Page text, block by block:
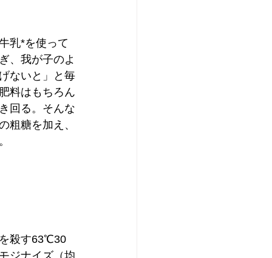
乳*を使って
、我が子のよ
ないと」と毎
料はもちろん
回る。そんな
粗糖を加え、
殺す63℃30
ジナイズ（均